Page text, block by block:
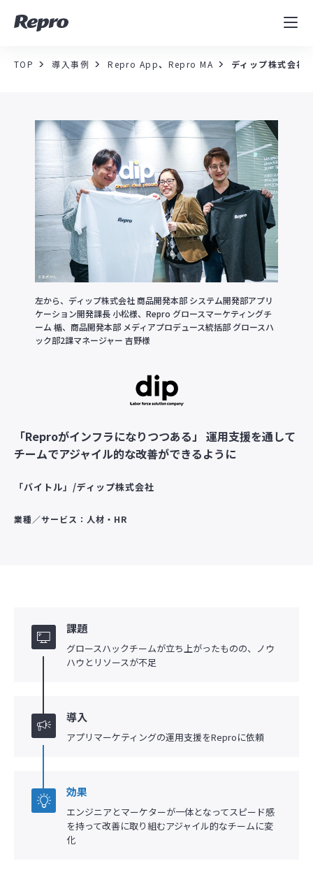
MAツール
導入事例
セミナー／イベント
資料／コンテンツ
資料ダウンロード 料金・お問合せ
TOP 導入事例 Repro App、 Repro MA ディップ株式会社
左から、ディップ株式会社 商品開発本部 システム開発部アプリ
ケーション開発課長 小松様、Repro グロースマーケティングチ
ーム 楯、商品開発本部 メディアプロデュース統括部 グロースハ
ック部2課マネージャー 吉野様
「Reproがインフラになりつつある」 運用支援を通して
チームでアジャイル的な改善ができるように
「バイトル」/ディップ株式会社
業種／サービス：人材・HR
課題
グロースハックチームが立ち上がったものの、ノウ
ハウとリソースが不足
導入
アプリマーケティングの運用支援をReproに依頼
効果
エンジニアとマーケターが一体となってスピード感
を持って改善に取り組むアジャイル的なチームに変
化